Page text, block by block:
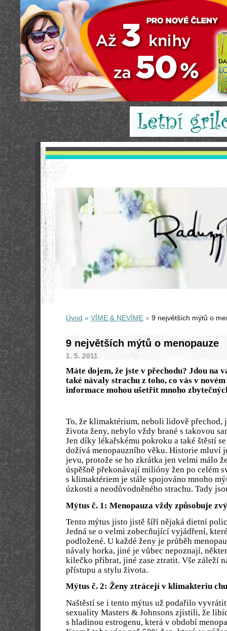
Úvod » VÍME & NEVÍME » 9 největších mýtů o
9 největších mýtů o menopauze
1. 5. 2011
Máte dojem, že jste v přechodu? Jdou na
také návaly strachu z toho, co vás v
informace mohou ušetřit mnoho
To, že klimaktérium, neboli lidově přechod,
života ženy, nebylo vždy brané s takovou
Jen díky lékařskému pokroku a také štěstí
dožívá menopauzního věku. Historie mluví
jevu, protože se ho zkrátka jen velmi málo
úspěšně překonávají milióny žen po celém
s klimaktériem je stále spojováno mnoho
úzkosti a neodůvodněného strachu. Tady
Mýtus č. 1: Menopauza vždy způsobuje
Tento mýtus jisto jistě šíří nějaká dietní
Jedná se o velmi zobecňující vyjádření,
podložené. U každé ženy je průběh
návaly horka, jiné je vůbec nepoznají,
kilečko přibrat, jiné zase ztratit. Vše záleží
přístupu a stylu života.
Mýtus č. 2: Ženy ztrácejí v klimakteriu
Naštěstí se i tento mýtus už podařilo
sexuality Masters & Johnsons zjistili, že
s hladinou estrogenu, která v období